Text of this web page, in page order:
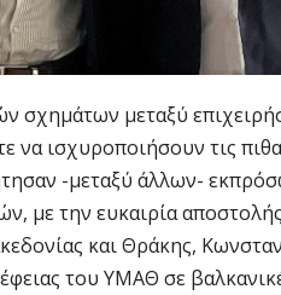
σχημάτων μεταξύ
να ισχυροποιήσουν τις
-μεταξύ άλλων-
με την ευκαιρία
και Θράκης,
του ΥΜΑΘ σε